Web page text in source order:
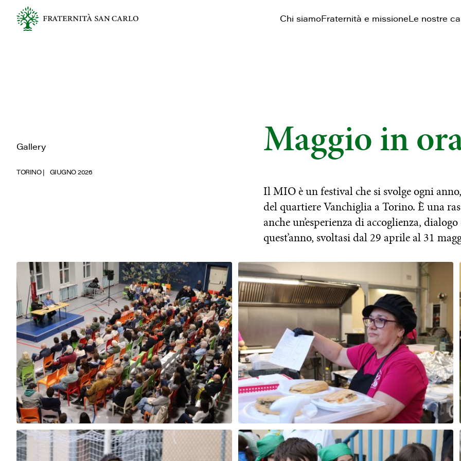
Chi siamoFraternità e missioneLe nostre
Maggio in
Gallery
TORINO GIUGNO 2026
Il MIO è un festival che si svolge ogni
del quartiere Vanchiglia a Torino. È una
anche un’esperienza di accoglienza,
quest’anno, svoltasi dal 29 aprile al 31